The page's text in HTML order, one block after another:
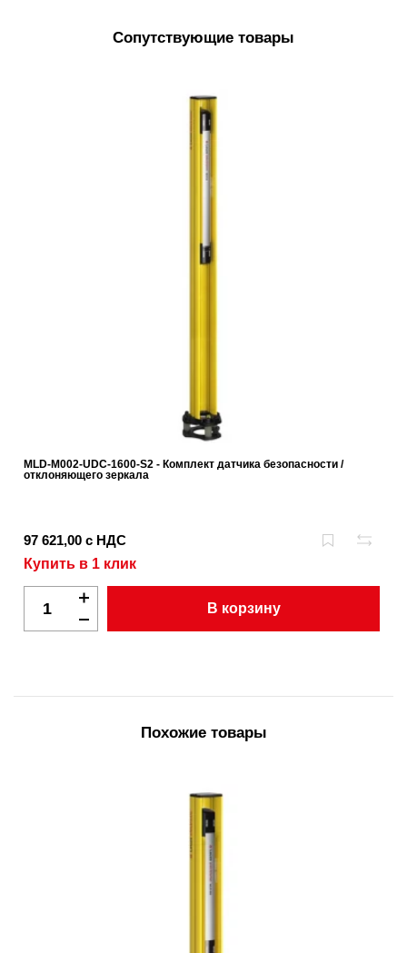
Сопутствующие товары
MLD-M002-UDC-1600-S2 - Комплект датчика безопасности /
отклоняющего зеркала
97 621,00 с НДС
Купить в 1 клик
В корзину
Похожие товары